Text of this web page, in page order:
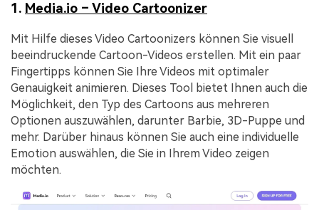
1. Media.io – Video Cartoonizer
Mit Hilfe dieses Video Cartoonizers können Sie visuell
beeindruckende Cartoon-Videos erstellen. Mit ein paar
Fingertipps können Sie Ihre Videos mit optimaler
Genauigkeit animieren. Dieses Tool bietet Ihnen auch die
Möglichkeit, den Typ des Cartoons aus mehreren
Optionen auszuwählen, darunter Barbie, 3D-Puppe und
mehr. Darüber hinaus können Sie auch eine individuelle
Emotion auswählen, die Sie in Ihrem Video zeigen
möchten.